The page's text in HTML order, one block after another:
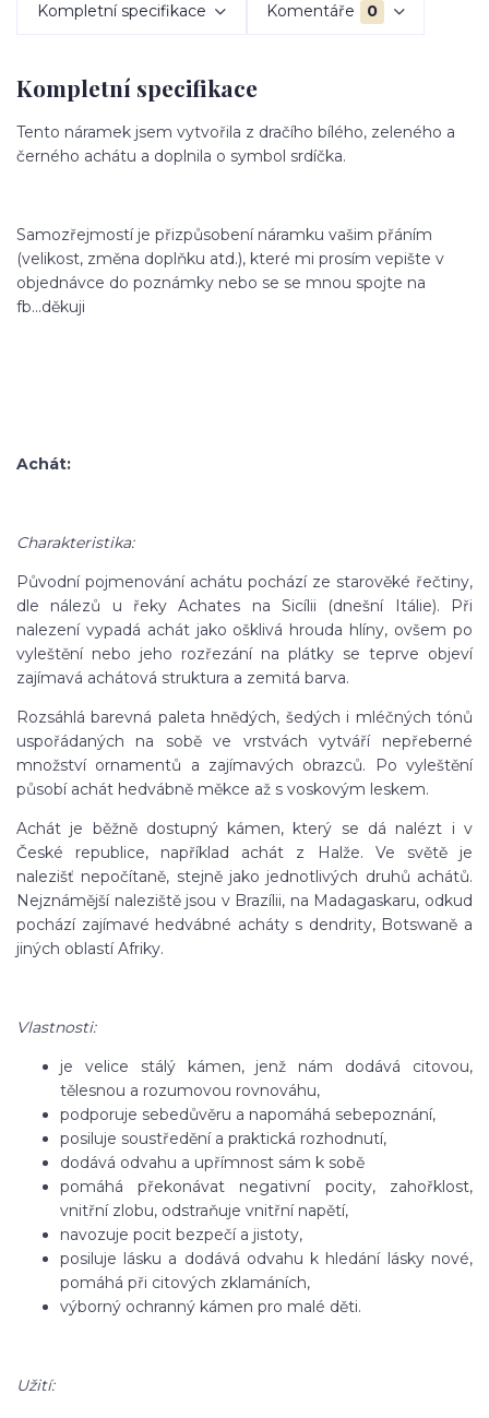
Kompletní specifikace Komentáře 0
Kompletní specifikace
Tento náramek jsem vytvořila z dračího bílého, zeleného a
černého achátu a doplnila o symbol srdíčka.
Samozřejmostí je přizpůsobení náramku vašim přáním
(velikost, změna doplňku atd.), které mi prosím vepište v
objednávce do poznámky nebo se se mnou spojte na
fb...děkuji
Achát:
Charakteristika:
Původní pojmenování achátu pochází ze starověké řečtiny,
dle nálezů u řeky Achates na Sicílii (dnešní Itálie). Při
nalezení vypadá achát jako ošklivá hrouda hlíny, ovšem po
vyleštění nebo jeho rozřezání na plátky se teprve objeví
zajímavá achátová struktura a zemitá barva.
Rozsáhlá barevná paleta hnědých, šedých i mléčných tónů
uspořádaných na sobě ve vrstvách vytváří nepřeberné
množství ornamentů a zajímavých obrazců. Po vyleštění
působí achát hedvábně měkce až s voskovým leskem.
Achát je běžně dostupný kámen, který se dá nalézt i v
České republice, například achát z Halže. Ve světě je
nalezišť nepočítaně, stejně jako jednotlivých druhů achátů.
Nejznámější naleziště jsou v Brazílii, na Madagaskaru, odkud
pochází zajímavé hedvábné acháty s dendrity, Botswaně a
jiných oblastí Afriky.
Vlastnosti:
je velice stálý kámen, jenž nám dodává citovou,
tělesnou a rozumovou rovnováhu,
podporuje sebedůvěru a napomáhá sebepoznání,
posiluje soustředění a praktická rozhodnutí,
dodává odvahu a upřímnost sám k sobě
pomáhá překonávat negativní pocity, zahořklost,
vnitřní zlobu, odstraňuje vnitřní napětí,
navozuje pocit bezpečí a jistoty,
posiluje lásku a dodává odvahu k hledání lásky nové,
pomáhá při citových zklamáních,
výborný ochranný kámen pro malé děti.
Užití: